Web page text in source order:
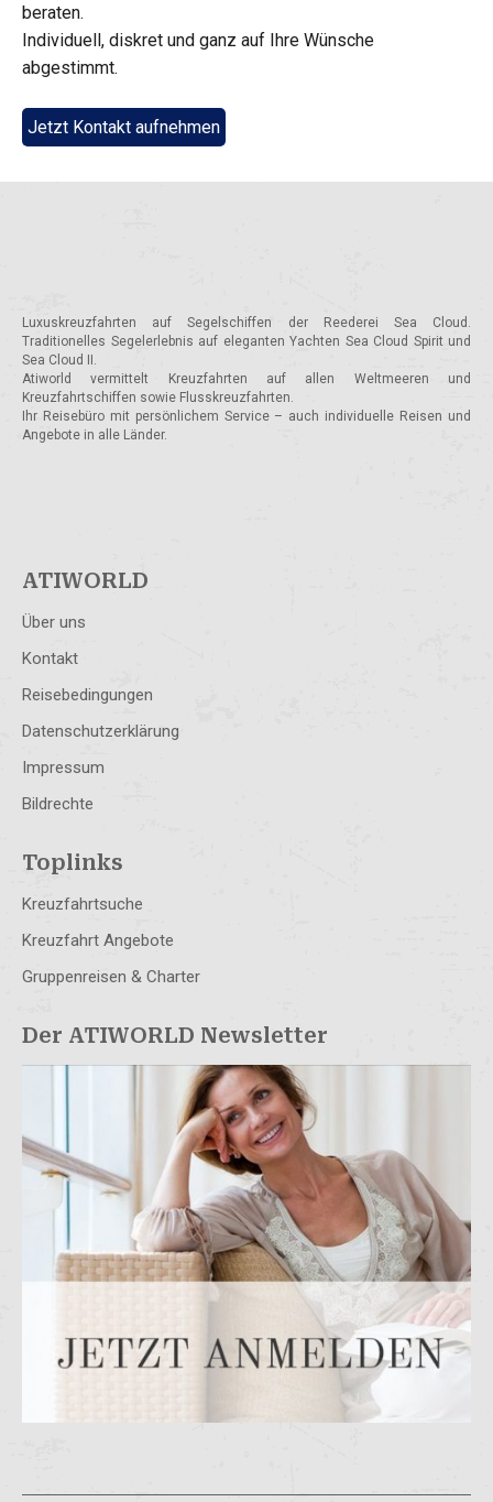
beraten.
Individuell, diskret und ganz auf Ihre Wünsche
abgestimmt.
Jetzt Kontakt aufnehmen
Luxuskreuzfahrten auf Segelschiffen der Reederei Sea Cloud.
Traditionelles Segelerlebnis auf eleganten Yachten Sea Cloud Spirit und
Sea Cloud II.
Atiworld vermittelt Kreuzfahrten auf allen Weltmeeren und
Kreuzfahrtschiffen sowie Flusskreuzfahrten.
Ihr Reisebüro mit persönlichem Service – auch individuelle Reisen und
Angebote in alle Länder.
ATIWORLD
Über uns
Kontakt
Reisebedingungen
Datenschutzerklärung
Impressum
Bildrechte
Toplinks
Kreuzfahrtsuche
Kreuzfahrt Angebote
Gruppenreisen & Charter
Der ATIWORLD Newsletter